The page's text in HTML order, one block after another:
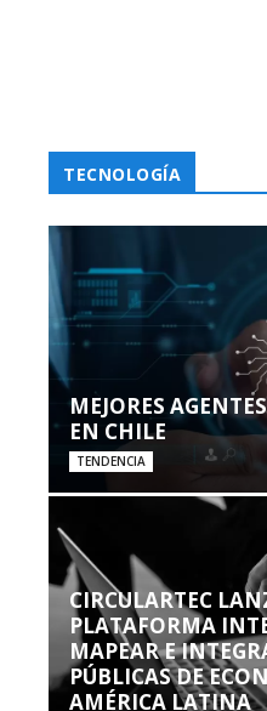
TECNOLOGÍA
MEJORES
EN CHILE
TENDENCIA
CIRCULARTEC
PLATAFORMA
MAPEAR E
PÚBLICAS DE
AMÉRICA LATINA